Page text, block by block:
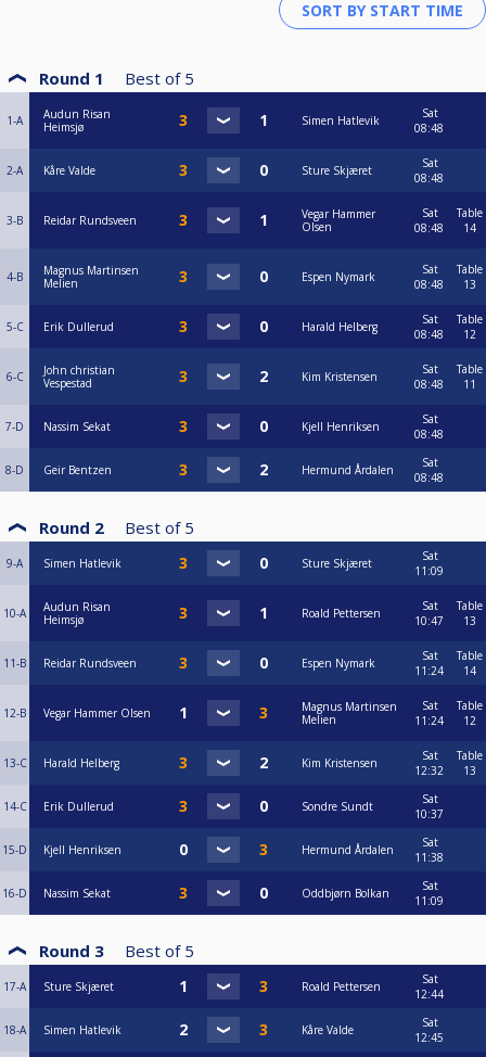
Round 1 Best of 5
1-A
Audun Risan
Heimsjø
Simen Hatlevik
Sat
08:48
2-A Kåre Valde Sture Skjæret
Sat
08:48
3-B Reidar Rundsveen
Vegar Hammer
Olsen
Sat
08:48
Table
14
4-B
Magnus Martinsen
Melien
Espen Nymark
Sat
08:48
Table
13
5-C Erik Dullerud Harald Helberg
Sat
08:48
Table
12
6-C
John christian
Vespestad
Kim Kristensen
Sat
08:48
Table
11
7-D Nassim Sekat Kjell Henriksen
Sat
08:48
8-D Geir Bentzen Hermund Årdalen
Sat
08:48
Round 2 Best of 5
9-A Simen Hatlevik Sture Skjæret
Sat
11:09
10-A
Audun Risan
Heimsjø
Roald Pettersen
Sat
10:47
Table
13
11-B Reidar Rundsveen Espen Nymark
Sat
11:24
Table
14
12-B Vegar Hammer Olsen
Magnus Martinsen
Melien
Sat
11:24
Table
12
13-C Harald Helberg Kim Kristensen
Sat
12:32
Table
13
14-C Erik Dullerud Sondre Sundt
Sat
10:37
15-D Kjell Henriksen Hermund Årdalen
Sat
11:38
16-D Nassim Sekat Oddbjørn Bolkan
Sat
11:09
Round 3 Best of 5
17-A Sture Skjæret Roald Pettersen
Sat
12:44
18-A Simen Hatlevik Kåre Valde
Sat
12:45